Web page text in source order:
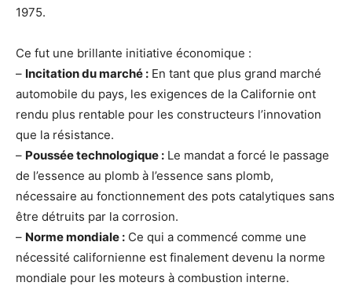
1975.
Ce fut une brillante initiative économique :
– Incitation du marché : En tant que plus grand marché
automobile du pays, les exigences de la Californie ont
rendu plus rentable pour les constructeurs l’innovation
que la résistance.
– Poussée technologique : Le mandat a forcé le passage
de l’essence au plomb à l’essence sans plomb,
nécessaire au fonctionnement des pots catalytiques sans
être détruits par la corrosion.
– Norme mondiale : Ce qui a commencé comme une
nécessité californienne est finalement devenu la norme
mondiale pour les moteurs à combustion interne.